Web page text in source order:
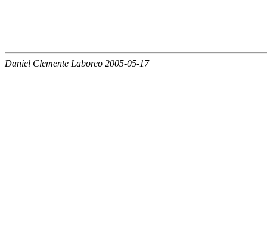
Daniel Clemente Laboreo 2005-05-17